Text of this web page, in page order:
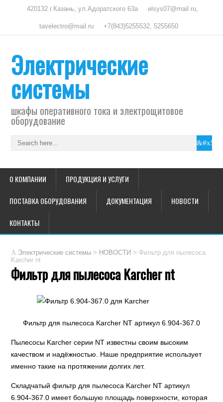
420132 г.Казань, ул.Адоратского 63а elsys07@mail.ru,
tavelectro@mail.ru +7(843)5255532, 5255650
Электрические
системы
шкафы оперативного тока и электрощитовое
оборудование
О КОМПАНИИ ПРОДУКЦИЯ И УСЛУГИ
ПОСТАВКА ОБОРУДОВАНИЯ ДОКУМЕНТАЦИЯ НОВОСТИ
КОНТАКТЫ
Электрические системы > НОВОСТИ > Фильтр для пылесоса
Karcher nt
Фильтр для пылесоса Karcher nt
Фильтр для пылесоса Karcher NT артикул 6.904-367.0
Пылесосы Karcher серии NT известны своим высоким
качеством и надёжностью. Наше предприятие использует
именно такие на протяжении долгих лет.
Складчатый фильтр для пылесоса Karcher NT артикул
6.904-367.0 имеет большую площадь поверхности, которая